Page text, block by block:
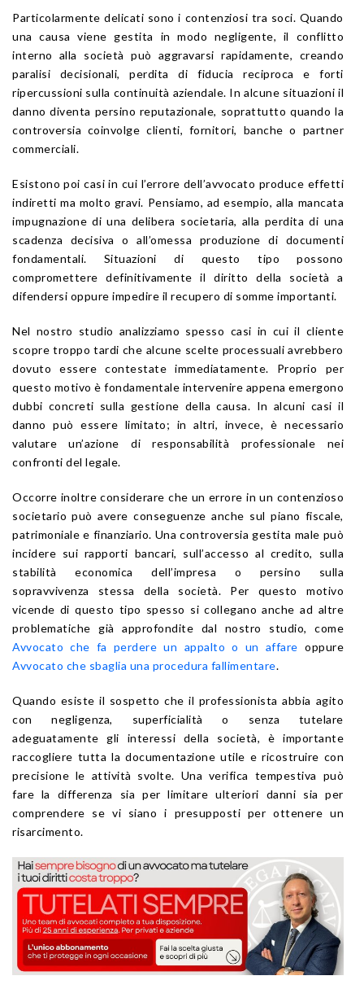
Particolarmente delicati sono i contenziosi tra soci. Quando
una causa viene gestita in modo negligente, il conflitto
interno alla società può aggravarsi rapidamente, creando
paralisi decisionali, perdita di fiducia reciproca e forti
ripercussioni sulla continuità aziendale. In alcune situazioni il
danno diventa persino reputazionale, soprattutto quando la
controversia coinvolge clienti, fornitori, banche o partner
commerciali.
Esistono poi casi in cui l’errore dell’avvocato produce effetti
indiretti ma molto gravi. Pensiamo, ad esempio, alla mancata
impugnazione di una delibera societaria, alla perdita di una
scadenza decisiva o all’omessa produzione di documenti
fondamentali. Situazioni di questo tipo possono
compromettere definitivamente il diritto della società a
difendersi oppure impedire il recupero di somme importanti.
Nel nostro studio analizziamo spesso casi in cui il cliente
scopre troppo tardi che alcune scelte processuali avrebbero
dovuto essere contestate immediatamente. Proprio per
questo motivo è fondamentale intervenire appena emergono
dubbi concreti sulla gestione della causa. In alcuni casi il
danno può essere limitato; in altri, invece, è necessario
valutare un’azione di responsabilità professionale nei
confronti del legale.
Occorre inoltre considerare che un errore in un contenzioso
societario può avere conseguenze anche sul piano fiscale,
patrimoniale e finanziario. Una controversia gestita male può
incidere sui rapporti bancari, sull’accesso al credito, sulla
stabilità economica dell’impresa o persino sulla
sopravvivenza stessa della società. Per questo motivo
vicende di questo tipo spesso si collegano anche ad altre
problematiche già approfondite dal nostro studio, come
Avvocato che fa perdere un appalto o un affare oppure
Avvocato che sbaglia una procedura fallimentare.
Quando esiste il sospetto che il professionista abbia agito
con negligenza, superficialità o senza tutelare
adeguatamente gli interessi della società, è importante
raccogliere tutta la documentazione utile e ricostruire con
precisione le attività svolte. Una verifica tempestiva può
fare la differenza sia per limitare ulteriori danni sia per
comprendere se vi siano i presupposti per ottenere un
risarcimento.